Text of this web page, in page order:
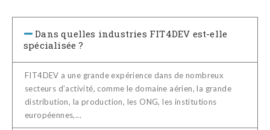
Dans quelles industries FIT4DEV est-elle
spécialisée ?
FIT4DEV a une grande expérience dans de nombreux
secteurs d’activité, comme le domaine aérien, la grande
distribution, la production, les ONG, les institutions
européennes,...